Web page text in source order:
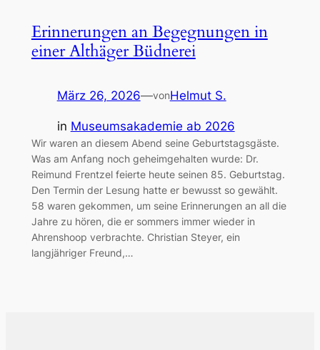
Erinnerungen an Begegnungen in
einer Althäger Büdnerei
März 26, 2026—vonHelmut S.
in Museumsakademie ab 2026
Wir waren an diesem Abend seine Geburtstagsgäste.
Was am Anfang noch geheimgehalten wurde: Dr.
Reimund Frentzel feierte heute seinen 85. Geburtstag.
Den Termin der Lesung hatte er bewusst so gewählt.
58 waren gekommen, um seine Erinnerungen an all die
Jahre zu hören, die er sommers immer wieder in
Ahrenshoop verbrachte. Christian Steyer, ein
langjähriger Freund,…